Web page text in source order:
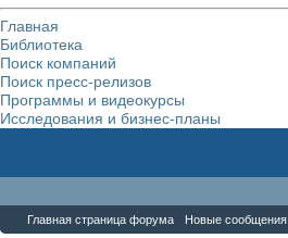
Главная
Библиотека
Поиск компаний
Поиск пресс-релизов
Программы и видеокурсы
Исследования и бизнес-планы
Главная страница форума Новые сообщения